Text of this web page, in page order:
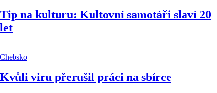
Tip na kulturu: Kultovní samotáři slaví 20
let
Chebsko
Kvůli viru přerušil práci na sbírce